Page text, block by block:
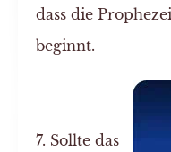
dass die
beginnt.
7. Sollte das